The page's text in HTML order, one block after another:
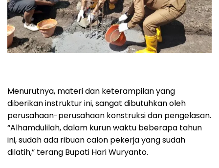
Menurutnya, materi dan keterampilan yang
diberikan instruktur ini, sangat dibutuhkan oleh
perusahaan-perusahaan konstruksi dan pengelasan.
“Alhamdulilah, dalam kurun waktu beberapa tahun
ini, sudah ada ribuan calon pekerja yang sudah
dilatih,” terang Bupati Hari Wuryanto.